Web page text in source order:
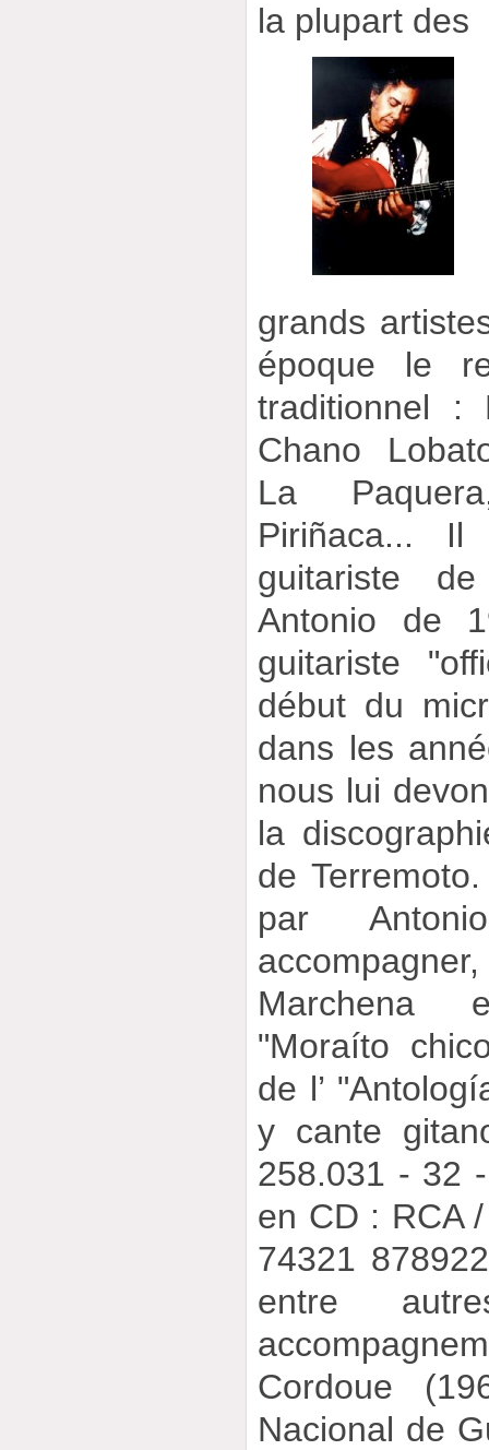
la plupart des
grands
époque le
traditionnel :
Chano
La
Piriñaca...
guitariste
Antonio de
guitariste
début du
dans les
nous lui
la
de
par
Marchena
"Moraíto
de l’
y cante
258.031 - 32
en CD : RCA
74321
entre
Cordoue
Nacional de